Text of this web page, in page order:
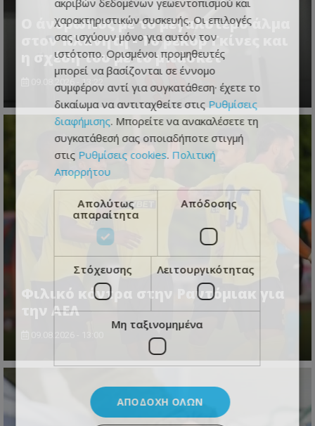
Ο άνθρωπος με το μεγαλύτερο άλμα
στον πλανήτη - Το ρεκόρ Γκίνες και
η σχέση του με το μπάσκετ
09.08.2026 - 13:22
Φιλικό κόντρα στην Ραντόμιακ για
την ΑΕΛ
χαρακτηριστικών συσκευής. Οι επιλογές
σας ισχύουν μόνο για αυτόν τον
ιστότοπο. Ορισμένοι προμηθευτές
μπορεί να βασίζονται σε έννομο
συμφέρον αντί για συγκατάθεση· έχετε το
δικαίωμα να αντιταχθείτε στις Ρυθμίσεις
διαφήμισης. Μπορείτε να ανακαλέσετε τη
συγκατάθεσή σας οποιαδήποτε στιγμή
στις Ρυθμίσεις cookies. Πολιτική
Απορρήτου
Απολύτως
απαραίτητα
Απόδοσης
Στόχευσης Λειτουργικότητας
Μη ταξινομημένα
ΑΠΟΔΟΧΉ ΌΛΩΝ